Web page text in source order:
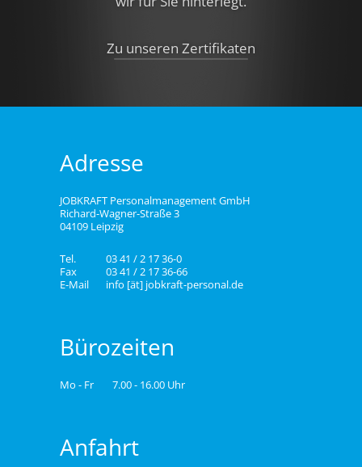
Zu unseren Zertifikaten
Adresse
JOBKRAFT Personalmanagement GmbH
Richard-Wagner-Straße 3
04109 Leipzig
Tel.
03 41 / 2 17 36-0
Fax
03 41 / 2 17 36-66
E-Mail
info [ät] jobkraft-personal.de
Bürozeiten
Mo - Fr 7.00 - 16.00 Uhr
Anfahrt